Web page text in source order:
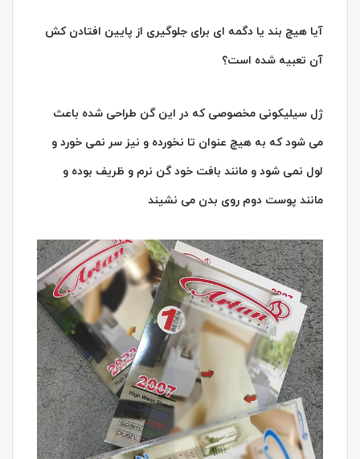
آیا هیچ بند یا دگمه ای برای جلوگیری از پایین افتادن کش
آن تعبیه شده است؟
ژل سیلیکونی مخصوصی که در این گن طراحی شده باعث
می شود که به هیچ عنوان تا نخورده و نیز سر نمی خورد و
لول نمی شود و مانند بافت خود گن نرم و ظریف بوده و
مانند پوست دوم روی بدن می نشیند